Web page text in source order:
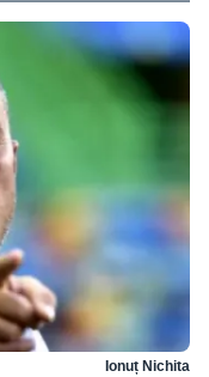
Ionuț Nichita